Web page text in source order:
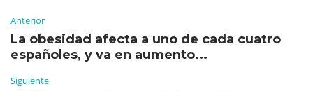
Anterior
La obesidad afecta a uno de cada cuatro
españoles, y va en aumento...
Siguiente